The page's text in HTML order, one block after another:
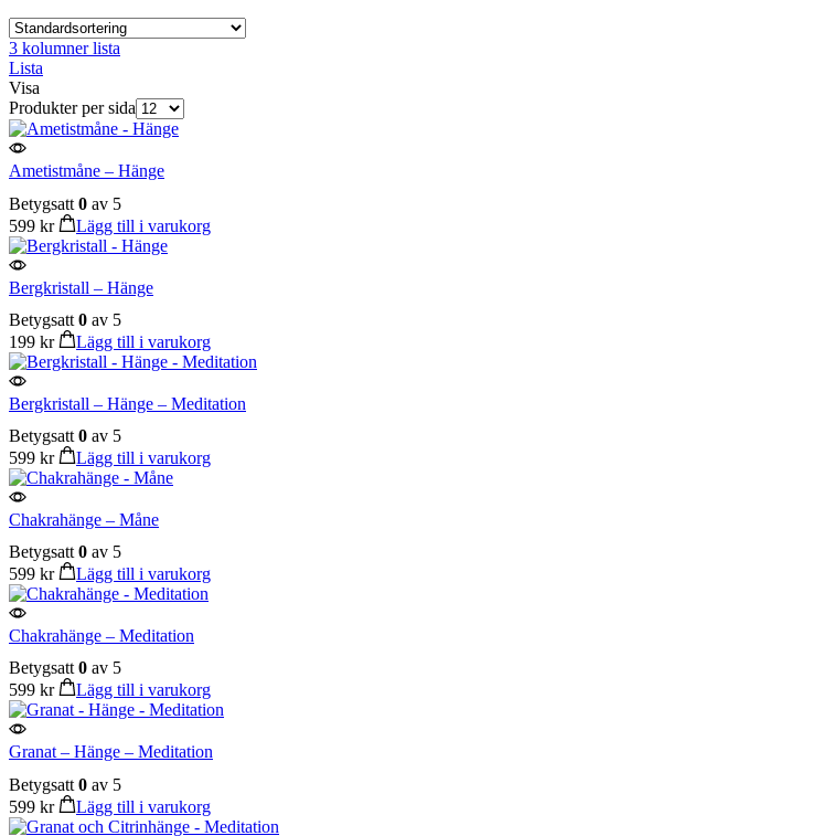
3 kolumner lista
Lista
Visa
Produkter per sida
Ametistmåne – Hänge
Betygsatt 0 av 5
599 kr Lägg till i varukorg
Bergkristall – Hänge
Betygsatt 0 av 5
199 kr Lägg till i varukorg
Bergkristall – Hänge – Meditation
Betygsatt 0 av 5
599 kr Lägg till i varukorg
Chakrahänge – Måne
Betygsatt 0 av 5
599 kr Lägg till i varukorg
Chakrahänge – Meditation
Betygsatt0 av 5
599 kr Lägg till i varukorg
Granat – Hänge – Meditation
Betygsatt 0 av 5
599 kr Lägg till i varukorg